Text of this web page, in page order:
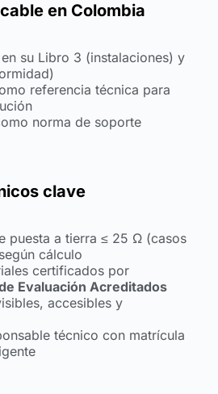
en Colombia
su Libro 3 (instalaciones) y
referencia técnica para
norma de soporte
clave
puesta a tierra ≤ 25 Ω (casos
cálculo
certificados por
Evaluación Acreditados
accesibles y
técnico con matrícula